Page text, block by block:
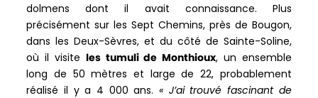
dolmens dont il avait connaissance. Plus
précisément sur les Sept Chemins, près de Bougon,
dans les Deux-Sèvres, et du côté de Sainte-Soline,
où il visite les tumuli de Monthioux, un ensemble
long de 50 mètres et large de 22, probablement
réalisé il y a 4 000 ans. « J’ai trouvé fascinant de